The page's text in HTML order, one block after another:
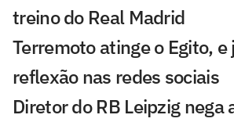
treino do Real Madrid
Terremoto atinge o Egito, e
reflexão nas redes sociais
Diretor do RB Leipzig nega